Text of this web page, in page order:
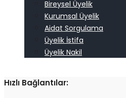
Bireysel Üyelik
Kurumsal Üyelik
Aidat Sorgulama
Üyelik İstifa
Üyelik Nakil
Hızlı Bağlantılar: